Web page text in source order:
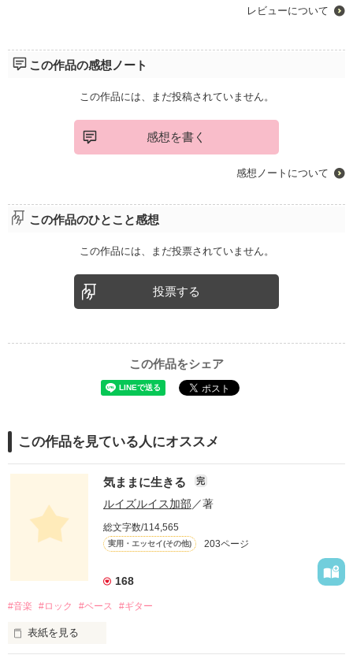
レビューについて
この作品の感想ノート
この作品には、まだ投稿されていません。
感想を書く
感想ノートについて
この作品のひとこと感想
この作品には、まだ投票されていません。
投票する
この作品をシェア
この作品を見ている人にオススメ
気ままに生きる 完
ルイズルイス加部 ／著
総文字数/114,565
実用・エッセイ(その他) 203ページ
168
#音楽 #ロック #ベース #ギター
表紙を見る